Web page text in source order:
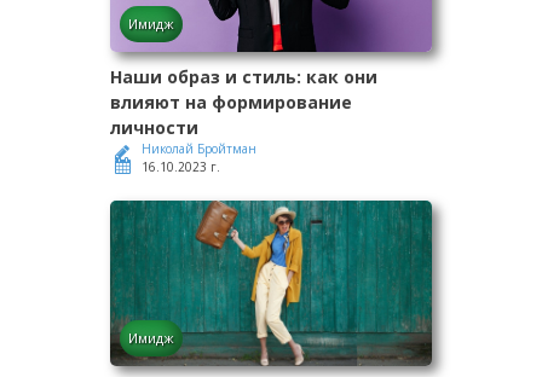
Имидж
Наши образ и стиль: как они
влияют на формирование
личности
Николай Бройтман
16.10.2023 г.
Имидж